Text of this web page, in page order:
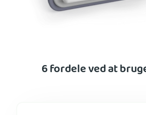
6 fordele ved at